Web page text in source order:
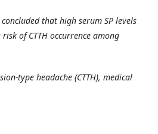
that high serum SP levels
of CTTH occurrence among
type headache (CTTH), medical